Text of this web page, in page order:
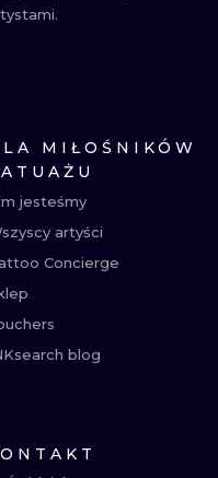
MIŁOŚNIKÓW
jesteśmy
artyści
Concierge
blog